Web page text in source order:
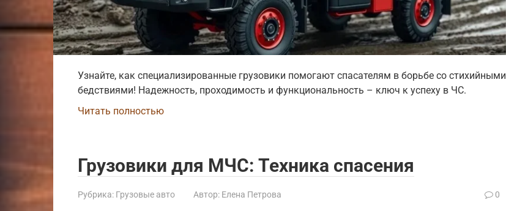
Узнайте, как специализированные грузовики помогают спасателям в борьбе со стихийными
бедствиями! Надежность, проходимость и функциональность – ключ к успеху в ЧС.
Читать полностью
Грузовики для МЧС: Техника спасения
Рубрика: Грузовые авто Автор: Елена Петрова 0